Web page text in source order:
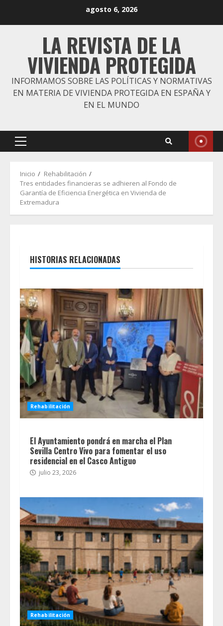
agosto 6, 2026
LA REVISTA DE LA
VIVIENDA PROTEGIDA
INFORMAMOS SOBRE LAS POLÍTICAS Y NORMATIVAS
EN MATERIA DE VIVIENDA PROTEGIDA EN ESPAÑA Y
EN EL MUNDO
Menú
Inicio
Rehabilitación
Tres entidades financieras se adhieren al Fondo de
Garantía de Eficiencia Energética en Vivienda de
Extremadura
HISTORIAS RELACIONADAS
Rehabilitación
El Ayuntamiento pondrá en marcha el Plan
Sevilla Centro Vivo para fomentar el uso
residencial en el Casco Antiguo
julio 23, 2026
Rehabilitación